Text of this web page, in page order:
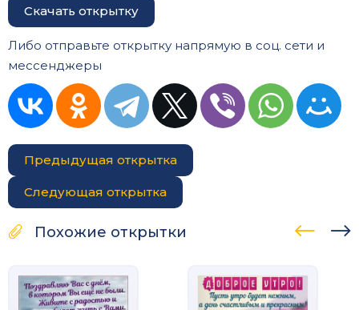
Скачать открытку
Либо отправьте открытку напрямую в соц. сети и
мессенджеры
Предыдущая открытка
Следующая открытка
Похожие открытки